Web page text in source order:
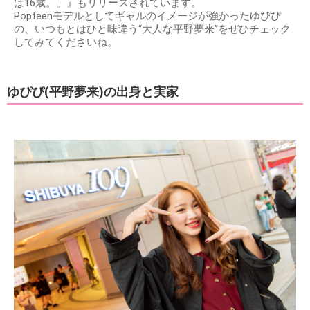
は16歳。」』もリリースされています。
Popteenモデルとしてギャルのイメージが強かったゆぴぴ
の、いつもとはひと味違う“大人な平野夢来”をぜひチェック
してみてくださいね。
ゆぴぴ(平野夢来)の出身と実家